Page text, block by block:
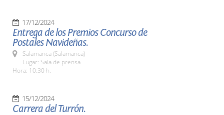
17/12/2024
Entrega de los Premios Concurso de
Postales Navideñas.
Salamanca (Salamanca)
Lugar: Sala de prensa
Hora: 10:30 h.
15/12/2024
Carrera del Turrón.